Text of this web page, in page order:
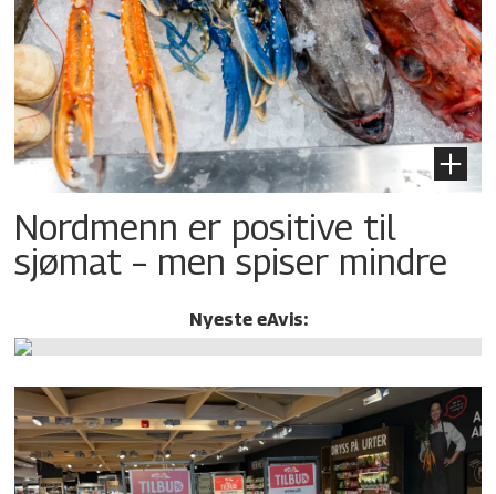
Nordmenn er positive til
sjømat – men spiser mindre
Nyeste eAvis: